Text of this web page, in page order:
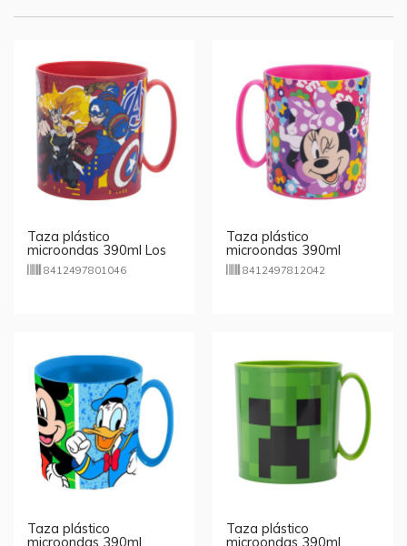
Taza plástico
microondas 390ml Los
Vengadores Marvel
Bombers
8412497801046
Taza plástico
microondas 390ml
Minnie Flower
8412497812042
Taza plástico
microondas 390ml
Taza plástico
microondas 390ml